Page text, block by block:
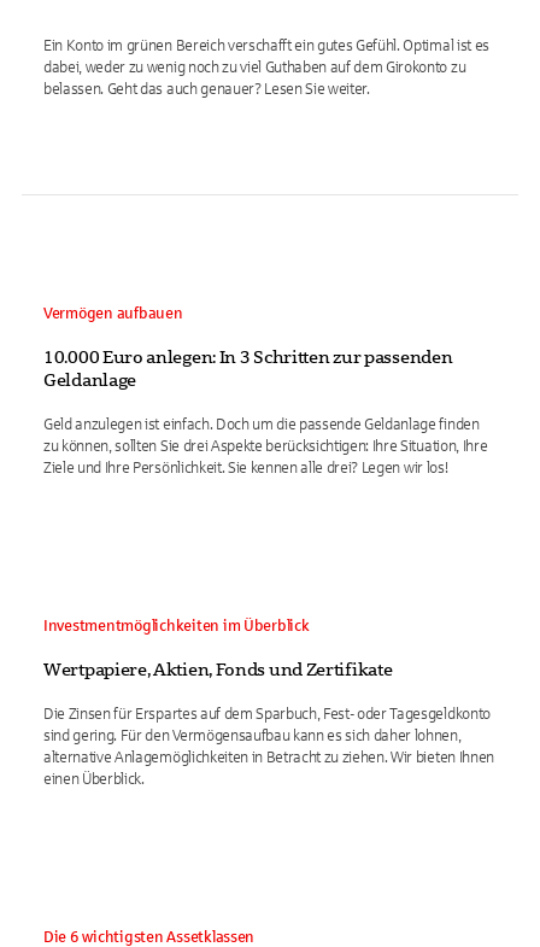
Ein Konto im grünen Bereich verschafft ein gutes Gefühl. Optimal ist es
dabei, weder zu wenig noch zu viel Guthaben auf dem Girokonto zu
belassen. Geht das auch genauer? Lesen Sie weiter.
Vermögen aufbauen
10.000 Euro anlegen: In 3 Schritten zur passenden
Geldanlage
Geld anzulegen ist einfach. Doch um die passende Geldanlage finden
zu können, sollten Sie drei Aspekte berücksichtigen: Ihre Situation, Ihre
Ziele und Ihre Persönlichkeit. Sie kennen alle drei? Legen wir los!
Investmentmöglichkeiten im Überblick
Wertpapiere, Aktien, Fonds und Zertifikate
Die Zinsen für Erspartes auf dem Sparbuch, Fest- oder Tagesgeldkonto
sind gering. Für den Vermögensaufbau kann es sich daher lohnen,
alternative Anlagemöglichkeiten in Betracht zu ziehen. Wir bieten Ihnen
einen Überblick.
Die 6 wichtigsten Assetklassen